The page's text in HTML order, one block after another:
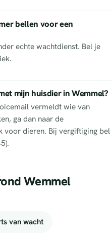
bellen voor een
echte wachtdienst. Bel je
mijn huisdier in Wemmel?
vermeldt wie van
ga dan naar de
dieren. Bij vergiftiging bel
Wemmel
van wacht